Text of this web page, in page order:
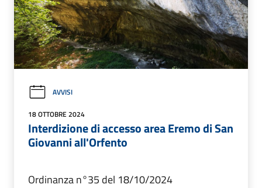
AVVISI
18 OTTOBRE 2024
Interdizione di accesso area Eremo di San
Giovanni all'Orfento
Ordinanza n°35 del 18/10/2024